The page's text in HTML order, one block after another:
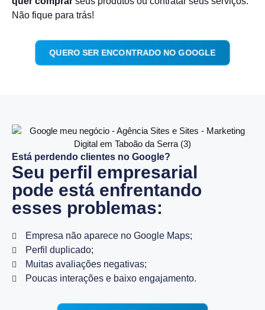
Não fique para trás!
QUERO SER ENCONTRADO NO GOOGLE
Está perdendo clientes no Google?
Seu perfil empresarial
pode está enfrentando
esses problemas:
Empresa não aparece no Google Maps;
Perfil duplicado;
Muitas avaliações negativas;
Poucas interações e baixo engajamento.